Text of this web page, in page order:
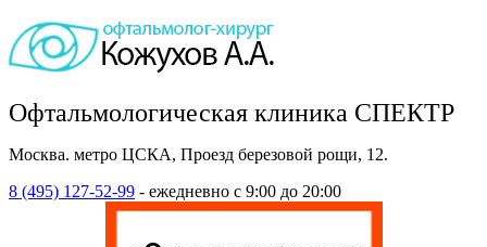
Офтальмологическая клиника СПЕКТР
Москва. метро ЦСКА, Проезд березовой рощи, 12.
8 (495) 127-52-99 - ежедневно с 9:00 до 20:00